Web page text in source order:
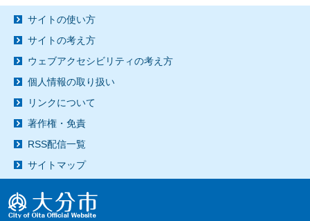
サイトの使い方
サイトの考え方
ウェブアクセシビリティの考え方
個人情報の取り扱い
リンクについて
著作権・免責
RSS配信一覧
サイトマップ